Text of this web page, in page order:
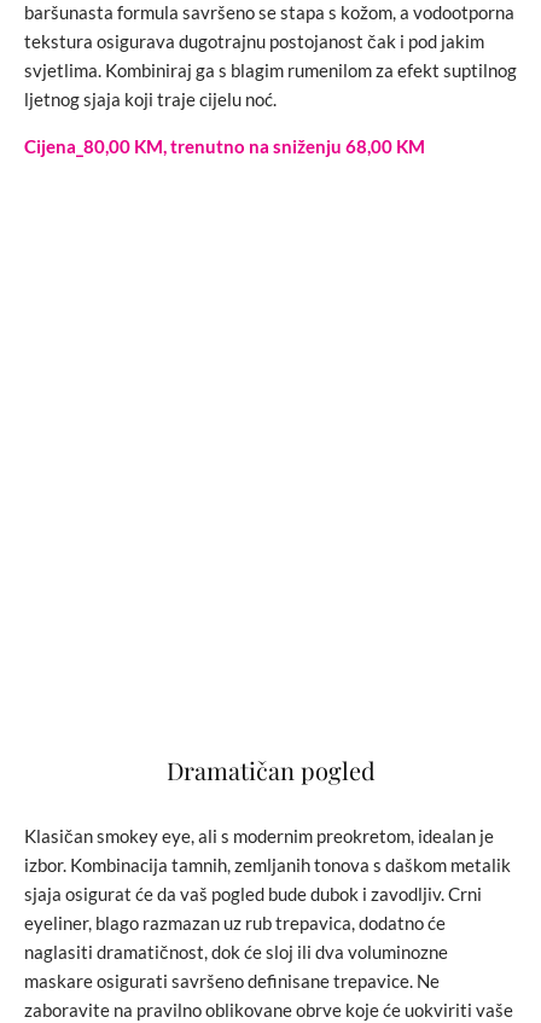
baršunasta formula savršeno se stapa s kožom, a vodootporna
tekstura osigurava dugotrajnu postojanost čak i pod jakim
svjetlima. Kombiniraj ga s blagim rumenilom za efekt suptilnog
ljetnog sjaja koji traje cijelu noć.
Cijena_80,00 KM, trenutno na sniženju 68,00 KM
Dramatičan pogled
Klasičan smokey eye, ali s modernim preokretom, idealan je
izbor. Kombinacija tamnih, zemljanih tonova s daškom metalik
sjaja osigurat će da vaš pogled bude dubok i zavodljiv. Crni
eyeliner, blago razmazan uz rub trepavica, dodatno će
naglasiti dramatičnost, dok će sloj ili dva voluminozne
maskare osigurati savršeno definisane trepavice. Ne
zaboravite na pravilno oblikovane obrve koje će uokviriti vaše